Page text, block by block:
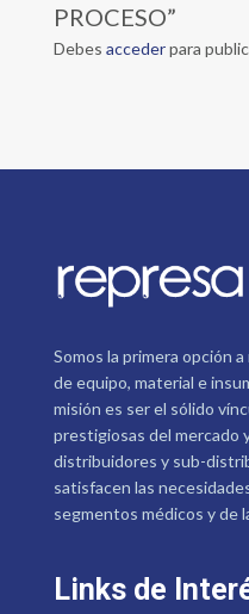
PROCESO”
Debes accederpara
Somos la primera opción
de equipo, material e
misión es ser el sólido
prestigiosas del mercado
distribuidores y sub-
satisfacen las
segmentos médicos y de
Links de